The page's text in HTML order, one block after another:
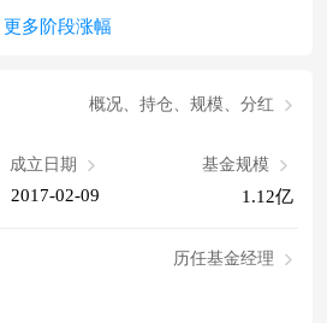
更多阶段涨幅
概况、持仓、规模、分红
成立日期
2017-02-09
基金规模
1.12亿
历任基金经理